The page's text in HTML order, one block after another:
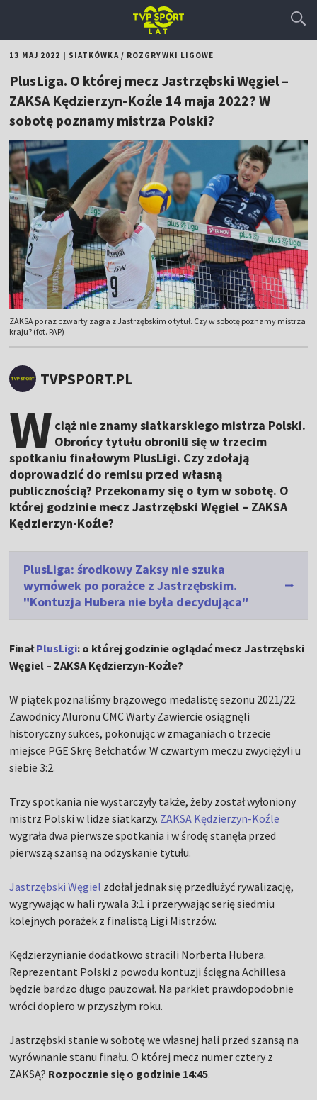
13 MAJ 2022 SIATKÓWKA/ ROZGRYWKI LIGOWE
PlusLiga. O której mecz Jastrzębski Węgiel –
ZAKSA Kędzierzyn-Koźle 14 maja 2022? W
sobotę poznamy mistrza Polski?
ZAKSA po raz czwarty zagra z Jastrzębskim o tytuł. Czy w sobotę poznamy mistrza
kraju? (fot. PAP)
TVPSPORT.PL
W ciąż nie znamy siatkarskiego mistrza Polski.
Obrońcy tytułu obronili się w trzecim
spotkaniu finałowym PlusLigi. Czy zdołają
doprowadzić do remisu przed własną
publicznością? Przekonamy się o tym w sobotę. O
której godzinie mecz Jastrzębski Węgiel – ZAKSA
Kędzierzyn-Koźle?
PlusLiga: środkowy Zaksy nie szuka
wymówek po porażce z Jastrzębskim.
"Kontuzja Hubera nie była decydująca"
FinałPlusLigi: o której godzinie oglądać mecz Jastrzębski
Węgiel – ZAKSA Kędzierzyn-Koźle?
W piątek poznaliśmy brązowego medalistę sezonu 2021/22.
Zawodnicy Aluronu CMC Warty Zawiercie osiągnęli
historyczny sukces, pokonując w zmaganiach o trzecie
miejsce PGE Skrę Bełchatów. W czwartym meczu zwyciężyli u
siebie 3:2.
Trzy spotkania nie wystarczyły także, żeby został wyłoniony
mistrz Polski w lidze siatkarzy. ZAKSA Kędzierzyn-Koźle
wygrała dwa pierwsze spotkania i w środę stanęła przed
pierwszą szansą na odzyskanie tytułu.
Jastrzębski Węgiel zdołał jednak się przedłużyć rywalizację,
wygrywając w hali rywala 3:1 i przerywając serię siedmiu
kolejnych porażek z finalistą Ligi Mistrzów.
Kędzierzynianie dodatkowo stracili Norberta Hubera.
Reprezentant Polski z powodu kontuzji ścięgna Achillesa
będzie bardzo długo pauzował. Na parkiet prawdopodobnie
wróci dopiero w przyszłym roku.
Jastrzębski stanie w sobotę we własnej hali przed szansą na
wyrównanie stanu finału. O której mecz numer cztery z
ZAKSĄ? Rozpocznie się o godzinie 14:45.